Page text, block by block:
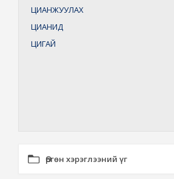
ЦИАНЖУУЛАХ
ЦИАНИД
ЦИГАЙ
Өргөн хэрэглээний үг